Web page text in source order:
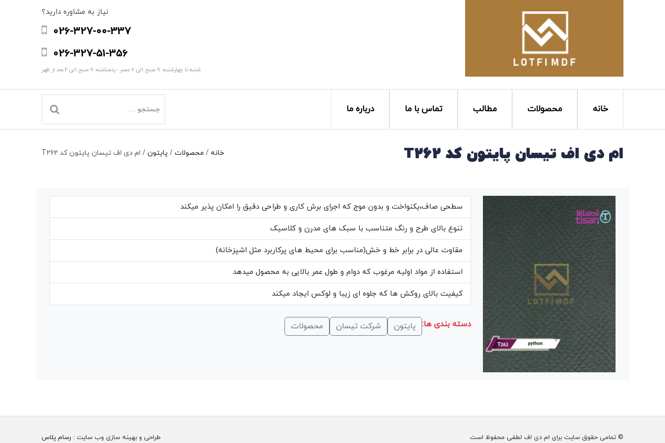
نیاز به مشاوره دارید؟
026-327-00-337
026-327-51-356
شنبه تا چهارشنبه: 9 صبح الی 6 عصر - پنجشنبه: 9 صبح الی 2 بعد از ظهر
خانه محصولات مطالب تماس با ما درباره ما
ام دی اف تیسان پایتون کد T262 خانه / محصولات / پایتون / ام دی اف تیسان پایتون کد T262
سطحی صاف،یکنواخت و بدون موج که اجرای برش کاری و طراحی دقیق را امکان پذیر میکند
تنوع بالای طرح و رنگ متناسب با سبک های مدرن و کلاسیک
مقاوت عالی در برابر خط و خش(مناسب برای محیط های پرکاربرد مثل اشپزخانه)
استفاده از مواد اولیه مرغوب که دوام و طول عمر بالایی به محصول میدهد
کیفیت بالای روکش ها که جلوه ای زیبا و لوکس ایجاد میکند
دسته بندی ها: پایتون شرکت تیسان محصولات
© تمامی حقوق سایت برای ام دی اف لطفی محفوظ است طراحی و بهینه سازی وب سایت : رسام پلاس